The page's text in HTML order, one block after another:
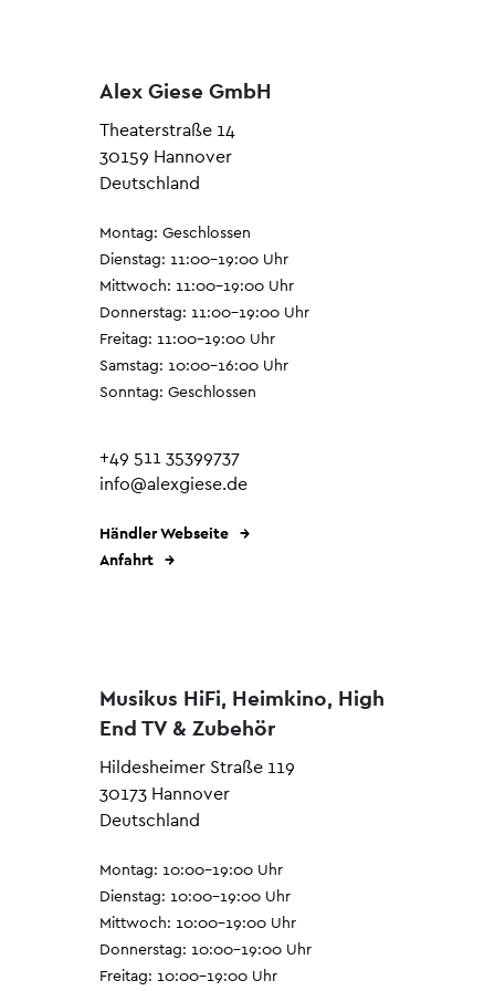
Alex Giese GmbH
Theaterstraße 14
30159 Hannover
Deutschland
Montag: Geschlossen
Dienstag: 11:00–19:00 Uhr
Mittwoch: 11:00–19:00 Uhr
Donnerstag: 11:00–19:00 Uhr
Freitag: 11:00–19:00 Uhr
Samstag: 10:00–16:00 Uhr
Sonntag: Geschlossen
+49 511 35399737
info@alexgiese.de
Händler Webseite
Anfahrt
Musikus HiFi, Heimkino, High
End TV & Zubehör
Hildesheimer Straße 119
30173 Hannover
Deutschland
Montag: 10:00–19:00 Uhr
Dienstag: 10:00–19:00 Uhr
Mittwoch: 10:00–19:00 Uhr
Donnerstag: 10:00–19:00 Uhr
Freitag: 10:00–19:00 Uhr